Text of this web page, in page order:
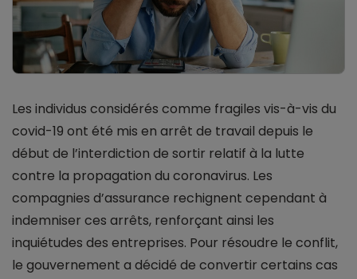
Les individus considérés comme fragiles vis-à-vis du
covid-19 ont été mis en arrêt de travail depuis le
début de l’interdiction de sortir relatif à la lutte
contre la propagation du coronavirus. Les
compagnies d’assurance rechignent cependant à
indemniser ces arrêts, renforçant ainsi les
inquiétudes des entreprises. Pour résoudre le conflit,
le gouvernement a décidé de convertir certains cas